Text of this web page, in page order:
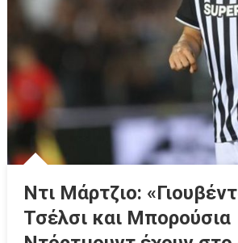
Ντι Μάρτζιο:
Τσέλσι και Μπορούσια